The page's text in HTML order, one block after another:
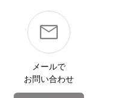
メールで
お問い合わせ